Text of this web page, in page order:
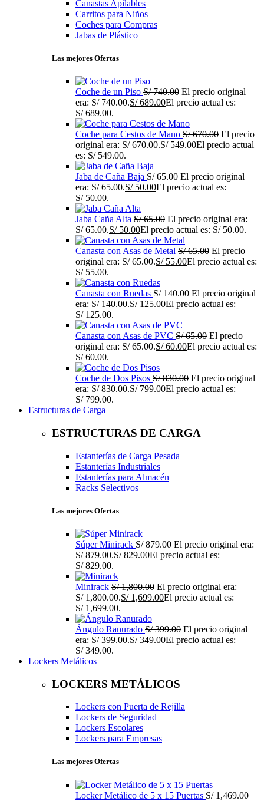
Canastas Apilables
Carritos para Niños
Coches para Compras
Jabas de Plástico
Las mejores Ofertas
Coche de un Piso S/740.00 El precio original
era: S/ 740.00.S/689.00El precio actual es:
S/ 689.00.
Coche para Cestos de Mano S/670.00 El precio
original era: S/ 670.00.S/549.00El precio actual
es: S/ 549.00.
Jaba de Caña Baja S/65.00 El precio original
era: S/ 65.00.S/50.00El precio actual es:
S/ 50.00.
Jaba Caña Alta S/65.00 El precio original era:
S/ 65.00.S/50.00El precio actual es: S/ 50.00.
Canasta con Asas de Metal S/65.00 El precio
original era: S/ 65.00.S/55.00El precio actual es:
S/ 55.00.
Canasta con Ruedas S/140.00 El precio original
era: S/ 140.00.S/125.00El precio actual es:
S/ 125.00.
Canasta con Asas de PVC S/65.00 El precio
original era: S/ 65.00.S/60.00El precio actual es:
S/ 60.00.
Coche de Dos Pisos S/830.00 El precio original
era: S/ 830.00.S/799.00El precio actual es:
S/ 799.00.
Estructuras de Carga
ESTRUCTURAS DE CARGA
Estanterías de Carga Pesada
Estanterías Industriales
Estanterías para Almacén
Racks Selectivos
Las mejores Ofertas
Súper Minirack S/879.00 El precio original era:
S/ 879.00.S/829.00El precio actual es:
S/ 829.00.
Minirack S/1,800.00 El precio original era:
S/ 1,800.00.S/1,699.00El precio actual es:
S/ 1,699.00.
Ángulo Ranurado S/399.00 El precio original
era: S/ 399.00.S/349.00El precio actual es:
S/ 349.00.
Lockers Metálicos
LOCKERS METÁLICOS
Lockers con Puerta de Rejilla
Lockers de Seguridad
Lockers Escolares
Lockers para Empresas
Las mejores Ofertas
Locker Metálico de 5 x 15 Puertas S/1,469.00